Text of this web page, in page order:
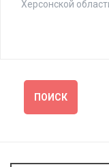
Херсонской